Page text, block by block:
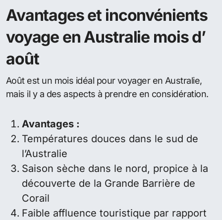
Avantages et inconvénients
voyage en Australie mois d’
août
Août est un mois idéal pour voyager en Australie,
mais il y a des aspects à prendre en considération.
Avantages :
Températures douces dans le sud de
l’Australie
Saison sèche dans le nord, propice à la
découverte de la Grande Barrière de
Corail
Faible affluence touristique par rapport